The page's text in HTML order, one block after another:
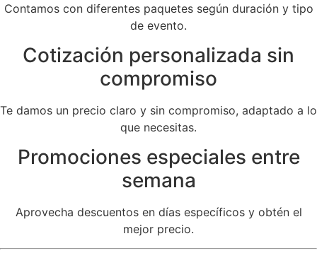
Contamos con diferentes paquetes según duración y tipo
de evento.
Cotización personalizada sin
compromiso
Te damos un precio claro y sin compromiso, adaptado a lo
que necesitas.
Promociones especiales entre
semana
Aprovecha descuentos en días específicos y obtén el
mejor precio.